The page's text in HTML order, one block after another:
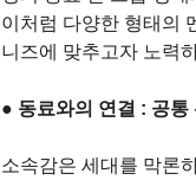
이처럼 다양한 형태의
니즈에 맞추고자 노력
● 동료와의 연결 : 공통
소속감은 세대를 막론